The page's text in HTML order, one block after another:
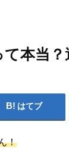
本当
はてブ
！